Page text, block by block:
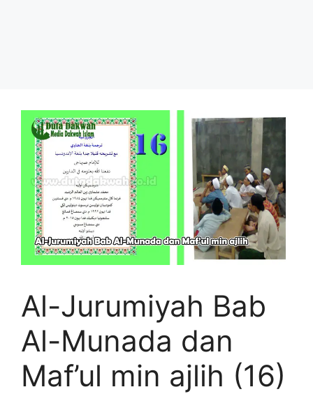
Al-Jurumiyah Bab
Al-Munada dan
Maf’ul min ajlih (16)